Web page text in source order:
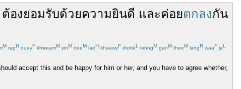
ต้องยอมรับด้วยความยินดี และค่อยตกลงกัน
M rapH duayF khwaamM yinM deeM laeH khaawyF dtohkL lohngM ganM theeM langR waaF jaL
accept this and be happy for him or her, and you have to agree whether,